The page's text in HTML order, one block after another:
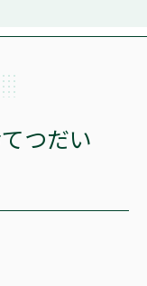
つだい